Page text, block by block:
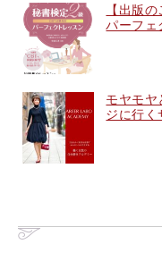
【出版
パーフェ
モヤモヤ
ジに行く